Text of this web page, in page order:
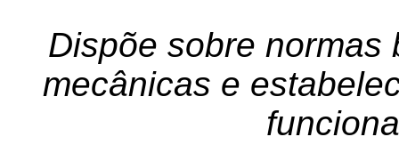
Dispõe sobre
mecânicas e